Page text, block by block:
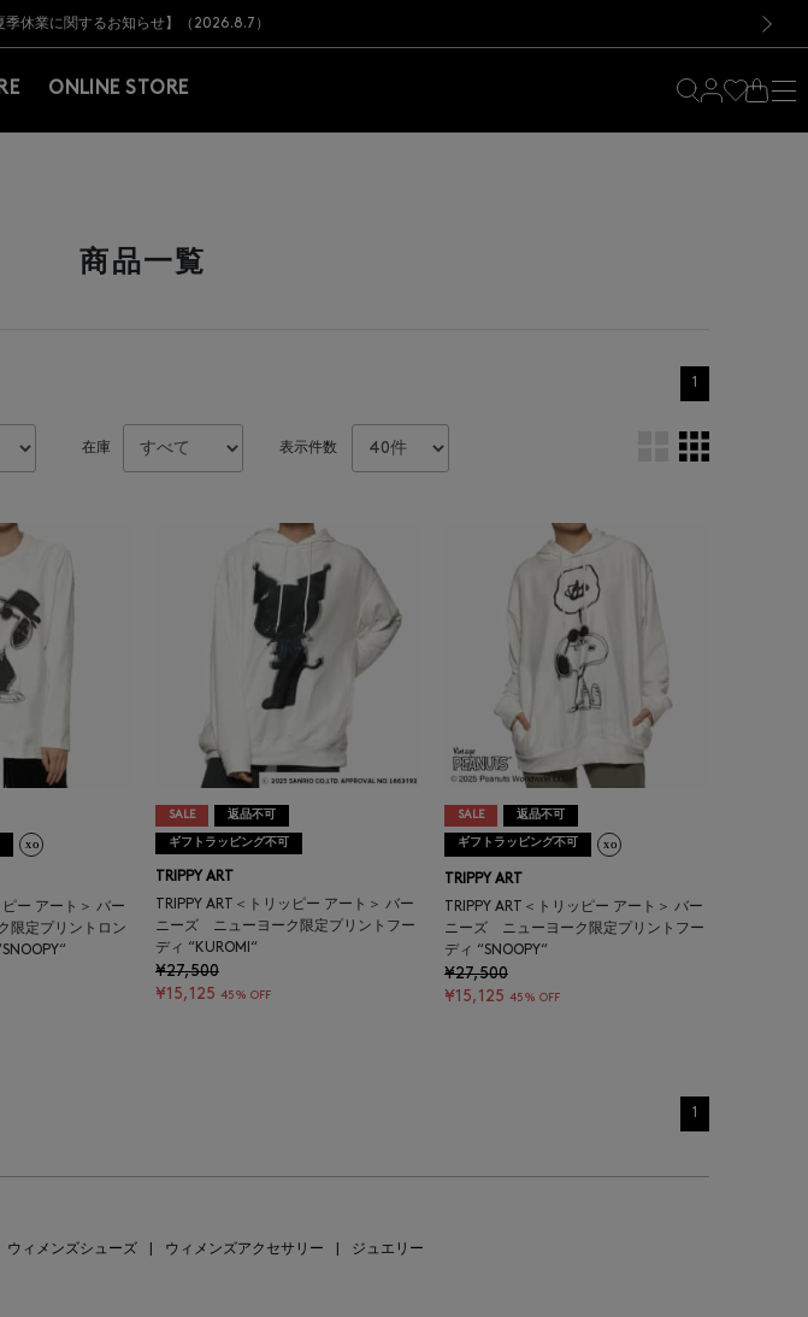
込）以上のお買上げで常時送料無料！お買い物の際は会員登録を！
のお知らせ】(2026.8.7)
季休業に関するお知らせ】（2026.8.7）
停止のお知らせ】（2026.8.5）
よるお荷物のお届けについて
のご案内・ご注意事項
込）以上のお買上げで常時送料無料！お買い物の際は会員登録を！
のお知らせ】(2026.8.7)
ONLINE STORE
商品一覧
1
在庫 表示件数
ピー アート＞ バー
限定プリントロン
SALE 返品不可
ギフトラッピング不可
TRIPPY ART
TRIPPY ART＜トリッピー アート＞ バー
ニーズ ニューヨーク限定プリントフー
ディ “KUROMI“
¥27,500
¥15,125 45% OFF
SALE 返品不可
ギフトラッピング不可
TRIPPY ART
TRIPPY ART＜トリッピー アート＞ バー
ニーズ ニューヨーク限定プリントフー
ディ “SNOOPY“
¥27,500
¥15,125 45% OFF
1
ウィメンズシューズ ウィメンズアクセサリー ジュエリー